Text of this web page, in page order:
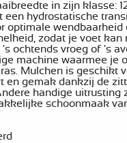
in zijn klasse:
een hydrostatische
optimale
zodat je voet
ochtends vroeg of 's
machine waarmee
Mulchen is
en gemak dankzij de
handige
schoonmaak